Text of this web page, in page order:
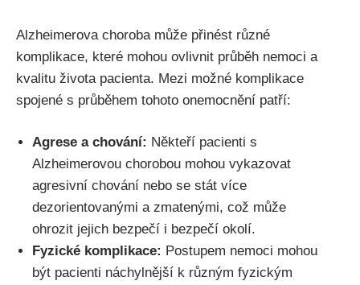
Alzheimerova choroba může přinést různé
komplikace, které mohou ovlivnit průběh nemoci a
kvalitu života pacienta. Mezi možné komplikace
spojené s průběhem tohoto onemocnění patří:
Agrese a chování: Někteří pacienti s
Alzheimerovou chorobou mohou vykazovat
agresivní chování nebo se stát více
dezorientovanými a zmatenými, což může
ohrozit jejich bezpečí i bezpečí okolí.
Fyzické komplikace: Postupem nemoci mohou
být pacienti náchylnější k různým fyzickým